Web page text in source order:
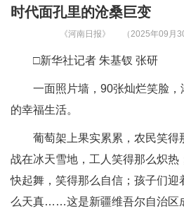
时代面孔里的沧桑巨变
《河南日报》 （2025年09月
□新华社记者 朱基钗 张研
一面照片墙，90张灿烂笑脸，
的幸福生活。
葡萄架上果实累累，农民笑得
战在冰天雪地，工人笑得那么炽热
快起舞，笑得那么自信；孩子们迎
么天真……这是新疆维吾尔自治区